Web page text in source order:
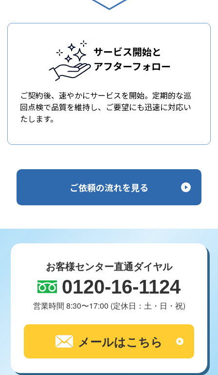
サービス開始と
アフターフォロー
ご契約後、速やかにサービスを開始。定期的な巡
回点検で品質を維持し、ご要望にも迅速に対応い
たします。
ご依頼の流れを見る
お客様センター直通ダイヤル
0120-16-1124
営業時間 8:30〜17:00 (定休日：土・日・祝)
メールはこちら